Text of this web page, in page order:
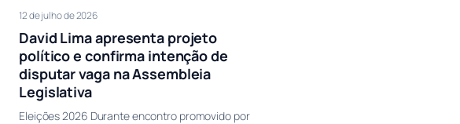
12 de julho de 2026
David Lima apresenta projeto
político e confirma intenção de
disputar vaga na Assembleia
Legislativa
Eleições 2026 Durante encontro promovido por